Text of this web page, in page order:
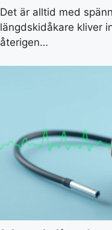
Det är alltid med
längdskidåkare kliver
återigen…